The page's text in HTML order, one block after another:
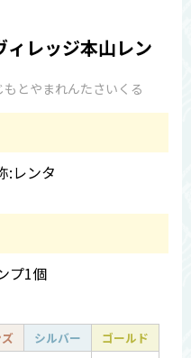
ィレッジ本山レン
とやまれんたさいくる
レンタ
プ1個
シルバー
ゴールド